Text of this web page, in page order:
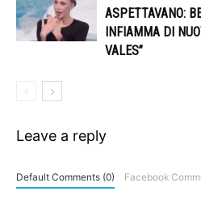
ASPETTAVANO:
INFIAMMA DI
VALES”
Leave a reply
Default Comments (0) Facebook